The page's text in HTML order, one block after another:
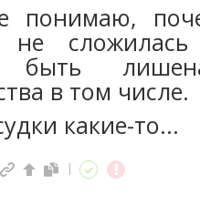
понимаю,
не
быть
в том числе.
какие-то...